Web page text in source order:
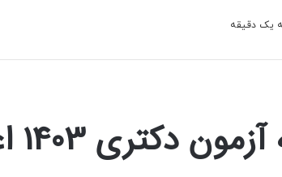
یک دقیقه
دکتری 1403 اعلام شد.